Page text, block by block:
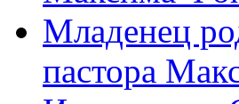
Младенец
пастора